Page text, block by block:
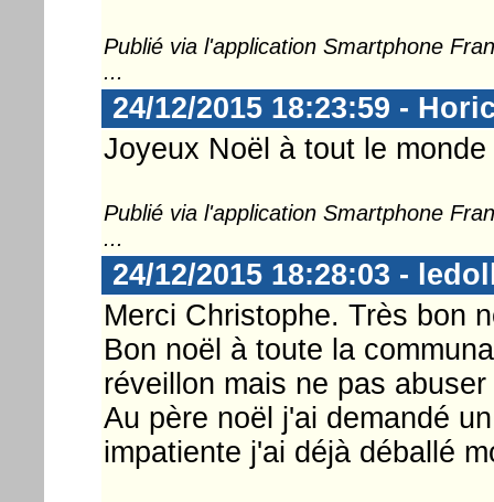
Publié via l'application Smartphone
...
24/12/2015 18:23:59 -
Joyeux Noël à tout le monde
Publié via l'application Smartphone
...
24/12/2015 18:28:03 -
Merci Christophe. Très bon
Bon noël à toute la
réveillon mais ne pas
Au père noël j'ai demandé
impatiente j'ai déjà déballé